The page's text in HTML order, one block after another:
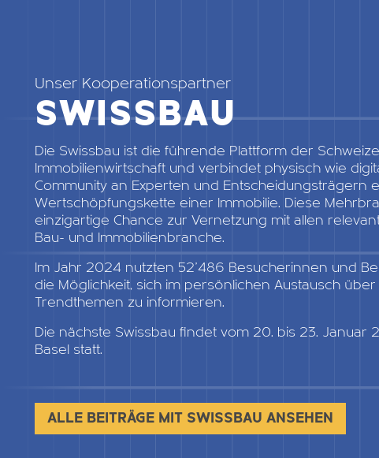
Unser Kooperationspartner
SWISSBAU
Die Swissbau ist die führende Plattform der
Immobilienwirtschaft und verbindet physisch wie
Community an Experten und Entscheidungsträgern
Wertschöpfungskette einer Immobilie. Diese
einzigartige Chance zur Vernetzung mit allen
Bau- und Immobilienbranche.
Im Jahr 2024 nutzten 52'486 Besucherinnen und
die Möglichkeit, sich im persönlichen Austausch
Trendthemen zu informieren.
Die nächste Swissbau findet vom 20. bis 23. Januar
Basel statt.
ALLE BEITRÄGE MIT SWISSBAU ANSEHEN